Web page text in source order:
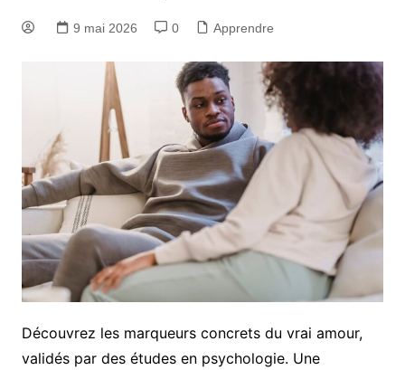
9 mai 2026 0 Apprendre
Découvrez les marqueurs concrets du vrai amour,
validés par des études en psychologie. Une